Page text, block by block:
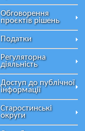
Обговорення
проєктів рішень
Податки
Регуляторна
діяльність
Доступ до публічної
інформації
Старостинські
округи